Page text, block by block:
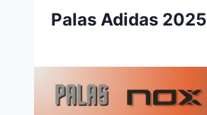
Palas Adidas 2025